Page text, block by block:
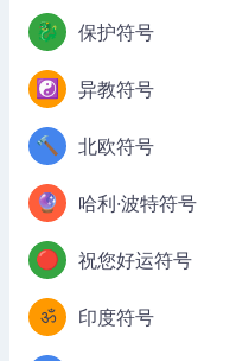
🐉 保护符号
☯️ 异教符号
🔨 北欧符号
🔮 哈利·波特符号
🔴 祝您好运符号
ॐ 印度符号